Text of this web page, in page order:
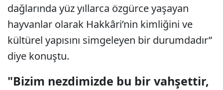
dağlarında yüz yıllarca özgürce yaşayan
hayvanlar olarak Hakkâri’nin kimliğini ve
kültürel yapısını simgeleyen bir durumdadır”
diye konuştu.
"Bizim nezdimizde bu bir vahşettir,